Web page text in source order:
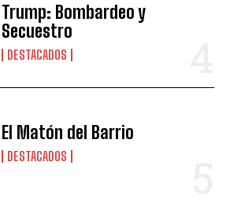
Trump: Bombardeo y
Secuestro
DESTACADOS
El Matón del Barrio
DESTACADOS